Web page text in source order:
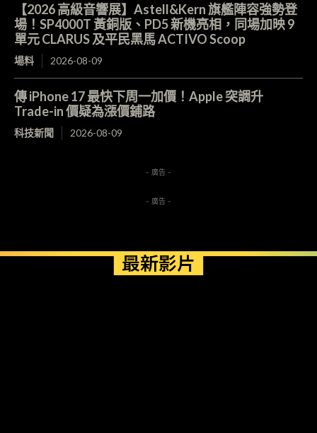
【2026 高級音響展】Astell&Kern 旗艦陣容強勢登
場！SP4000T 黃銅版、PD5 新機亮相，同場加映 9
單元 CLARUS 及平民黑馬 ACTIVO Scoop
場料 2026-08-09
傳 iPhone 17 最快下周一加價！Apple 突調升
Trade-in 價疑為漲價鋪路
科技新聞 2026-08-09
- 廣告 -
- 廣告 -
最新影片